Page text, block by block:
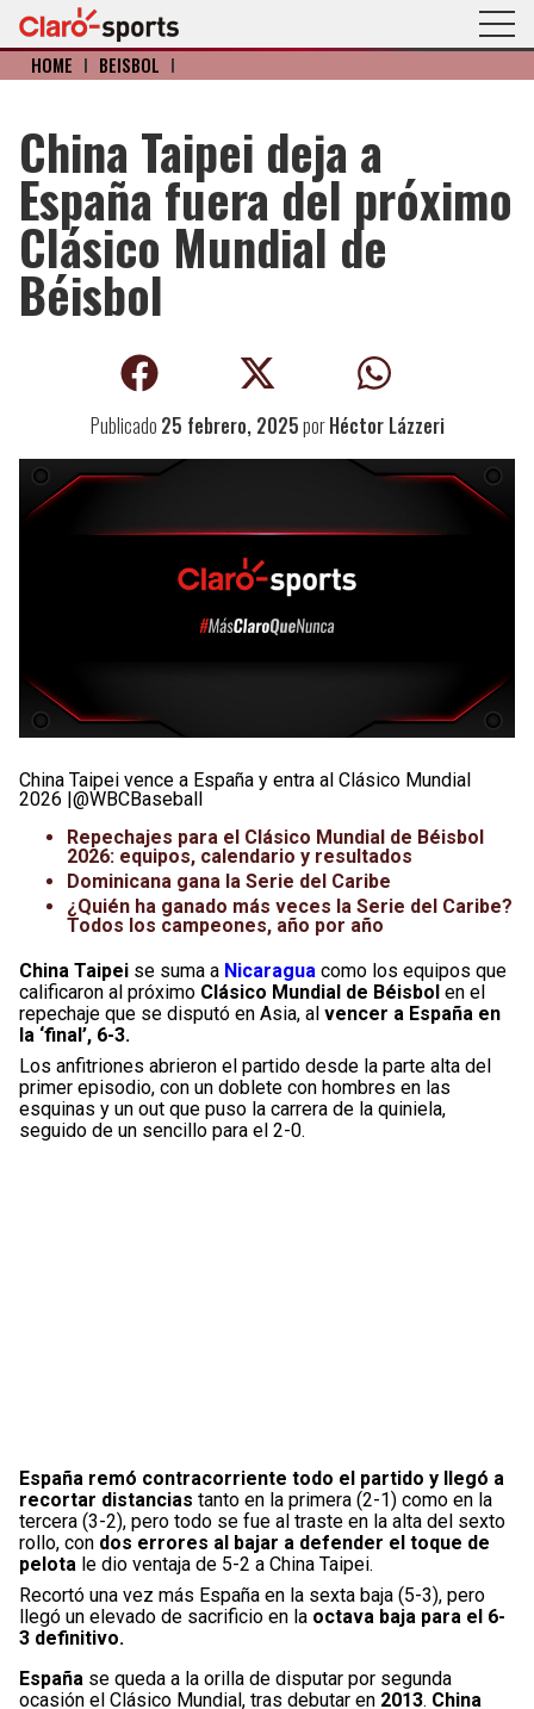
HOME I BÉISBOL I
China Taipei deja a
España fuera del próximo
Clásico Mundial de
Béisbol
Publicado 25 febrero, 2025porHéctor Lázzeri
China Taipei vence a España y entra al Clásico Mundial
2026 |@WBCBaseball
Repechajes para el Clásico Mundial de Béisbol
2026: equipos, calendario y resultados
Dominicana gana la Serie del Caribe
¿Quién ha ganado más veces la Serie del Caribe?
Todos los campeones, año por año
China Taipei se suma a Nicaragua como los equipos que
calificaron al próximo Clásico Mundial de Béisbol en el
repechaje que se disputó en Asia, al vencer a España en
la ‘final’, 6-3.
Los anfitriones abrieron el partido desde la parte alta del
primer episodio, con un doblete con hombres en las
esquinas y un out que puso la carrera de la quiniela,
seguido de un sencillo para el 2-0.
España remó contracorriente todo el partido y llegó a
recortar distancias tanto en la primera (2-1) como en la
tercera (3-2), pero todo se fue al traste en la alta del sexto
rollo, con dos errores al bajar a defender el toque de
pelota le dio ventaja de 5-2 a China Taipei.
Recortó una vez más España en la sexta baja (5-3), pero
llegó un elevado de sacrificio en la octava baja para el 6-
3 definitivo.
España se queda a la orilla de disputar por segunda
ocasión el Clásico Mundial, tras debutar en 2013. China